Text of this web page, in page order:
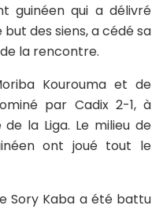
guinéen qui a délivré
des siens, a cédé sa
la rencontre.
Kourouma et de
par Cadix 2-1, à
la Liga. Le milieu de
ont joué tout le
Sory Kaba a été battu